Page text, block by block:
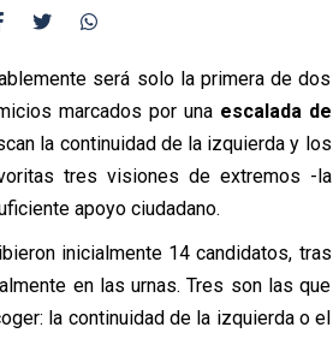
será solo la primera de dos
marcados por una escalada de
la continuidad de la izquierda y los
tres visiones de extremos -la
apoyo ciudadano.
inicialmente 14 candidatos, tras
en las urnas. Tres son las que
la continuidad de la izquierda o el